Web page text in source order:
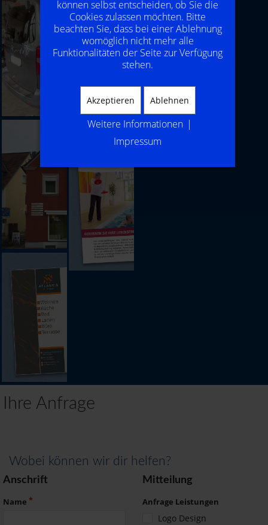
Ihre Anfrage
Wobei können wir dir helfen?
Anschrift
Name
Mitteilung
Anfrage Leistungen
Logo Design
können selbst entscheiden, ob Sie die
Cookies zulassen möchten. Bitte
beachten Sie, dass bei einer Ablehnung
womöglich nicht mehr alle
Funktionalitäten der Seite zur Verfügung
stehen.
Akzeptieren Ablehnen
Weitere Informationen |
Impressum